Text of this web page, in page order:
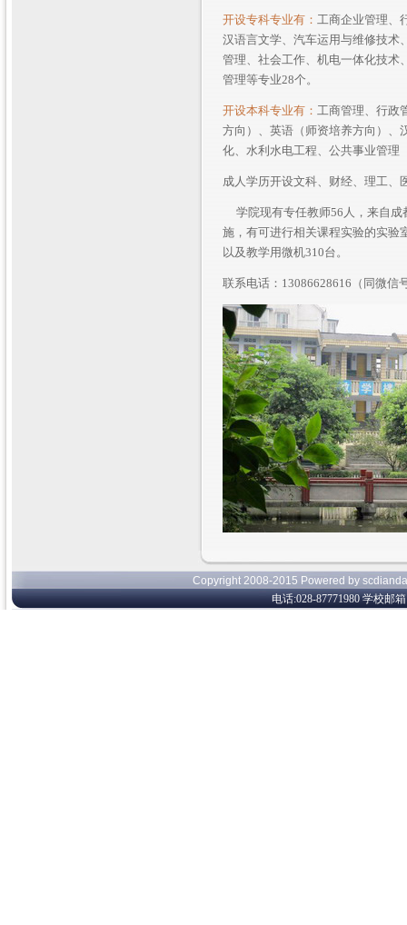
开设专科专业有： 工商企业管理、
汉语言文学、汽车运用与维修技术
管理、社会工作、机电一体化技术
管理等专业28个。
开设本科专业有： 工商管理、行政
方向）、英语（师资培养方向）、
化、水利水电工程、公共事业管理
成人学历开设文科、财经、理工、
学院现有专任教师56人，来自成
施，有可进行相关课程实验的实验
以及教学用微机310台。
联系电话：13086628616（同
Copyright 2008-2015 Powered by
电话:028-87771980 学校邮